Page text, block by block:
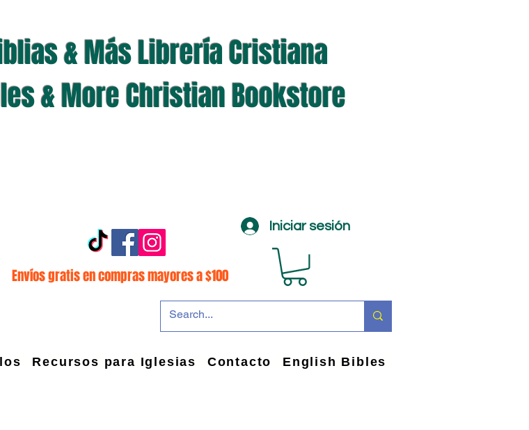
& Más Librería Cristiana
& More Christian Bookstore
Iniciar sesión
Envíos gratis en compras mayores a $100
Recursos para Iglesias Contacto English Bibles